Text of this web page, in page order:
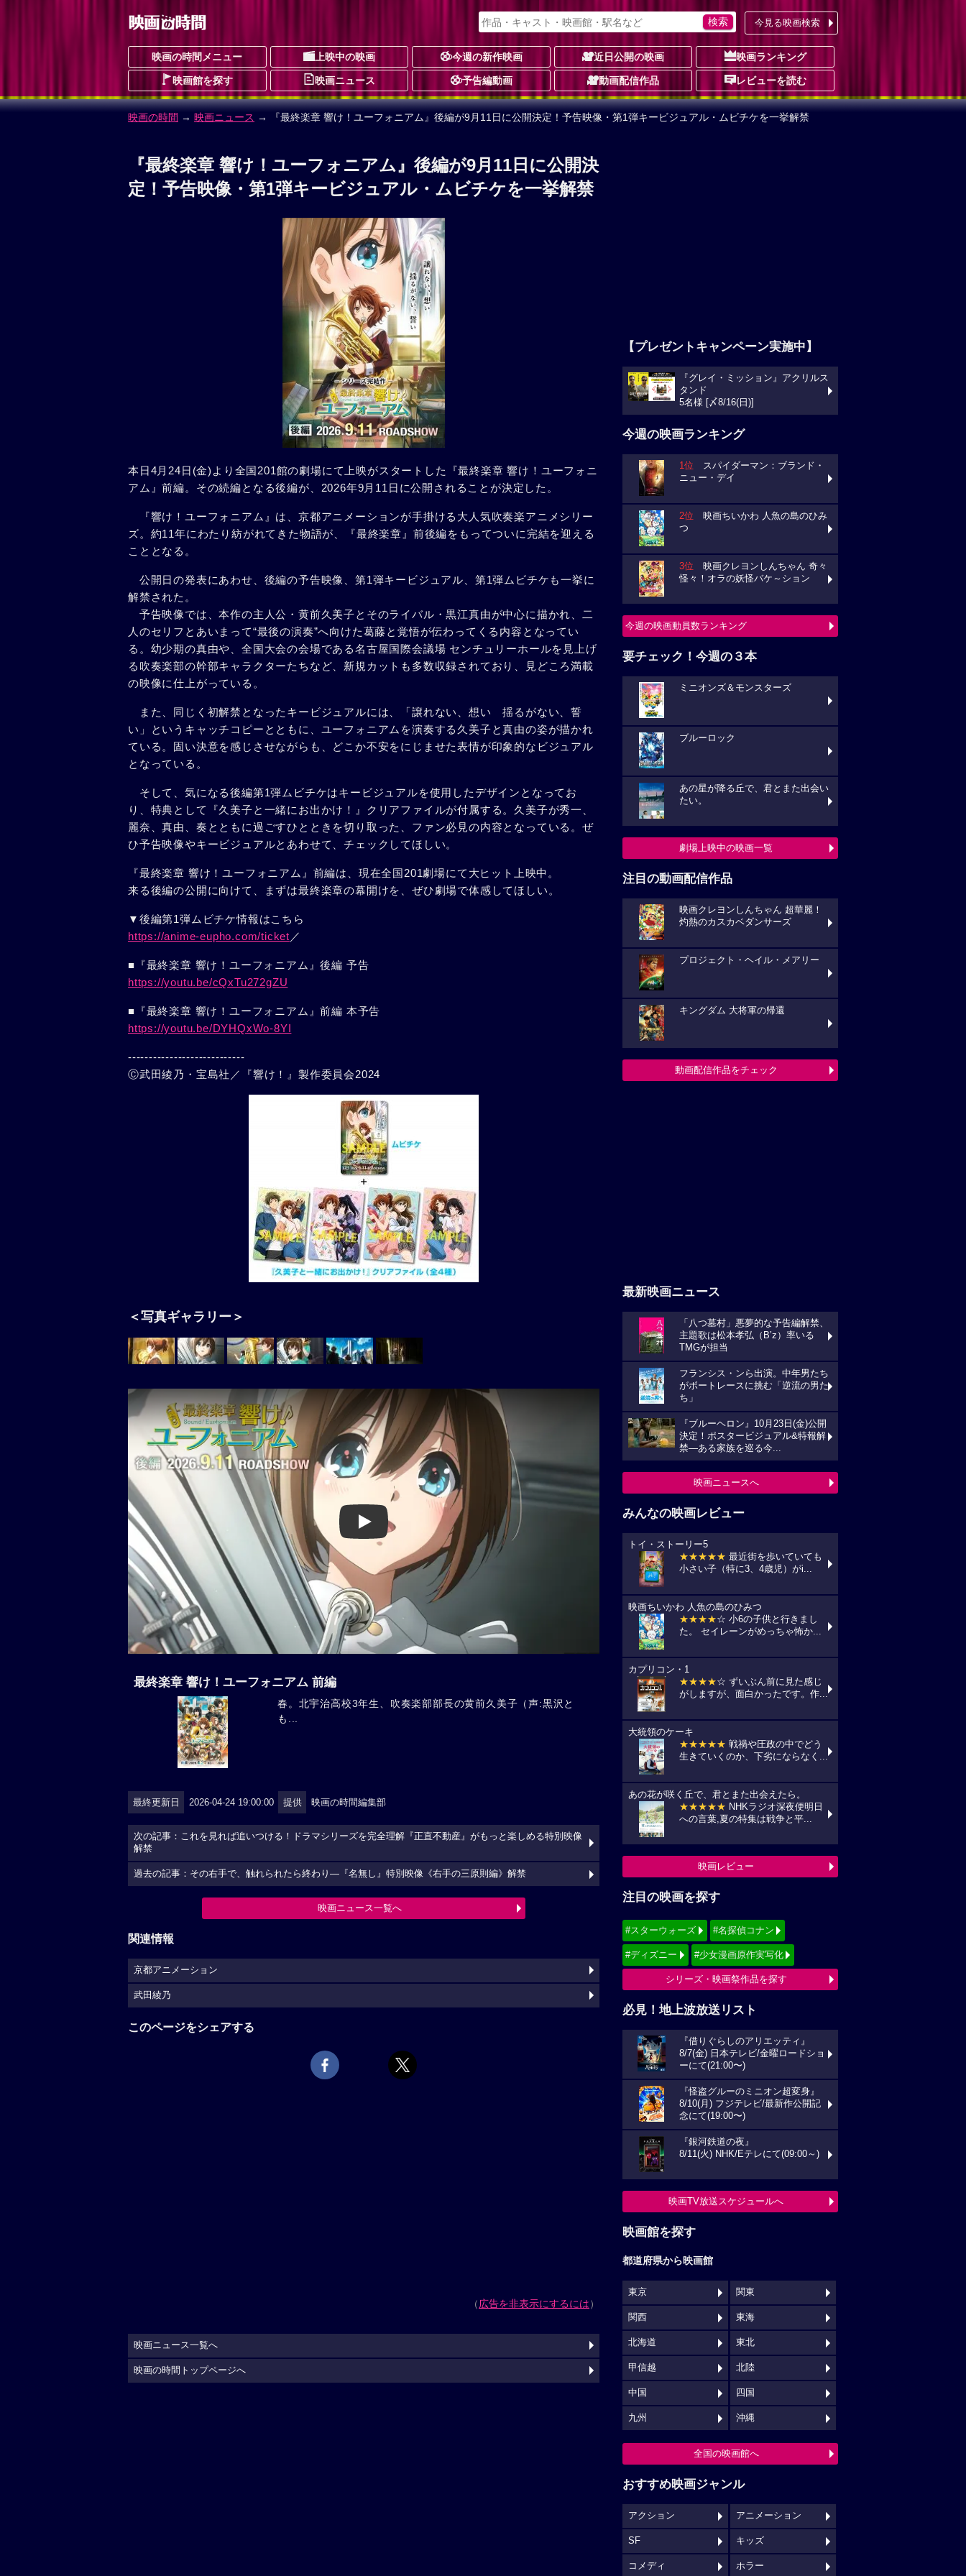
今見る映画検索
映画の時間メニュー 上映中の映画 今週の新作映画 近日公開の映画 映画ランキング
映画館を探す 映画ニュース 予告編動画 動画配信作品 レビューを読む
映画の時間 → 映画ニュース → 『最終楽章 響け！ユーフォニアム』後編が9月11日に公開決定！予告映像・第1弾キービジュアル・ムビチケを一挙解禁
『最終楽章 響け！ユーフォニアム』後編が9月11日に公開決
定！予告映像・第1弾キービジュアル・ムビチケを一挙解禁
本日4月24日(金)より全国201館の劇場にて上映がスタートした『最終楽章 響け！ユーフォニ
アム』前編。その続編となる後編が、2026年9月11日に公開されることが決定した。
『響け！ユーフォニアム』は、京都アニメーションが手掛ける大人気吹奏楽アニメシリー
ズ。約11年にわたり紡がれてきた物語が、『最終楽章』前後編をもってついに完結を迎える
こととなる。
公開日の発表にあわせ、後編の予告映像、第1弾キービジュアル、第1弾ムビチケも一挙に
解禁された。
予告映像では、本作の主人公・黄前久美子とそのライバル・黒江真由が中心に描かれ、二
人のセリフとあいまって“最後の演奏”へ向けた葛藤と覚悟が伝わってくる内容となってい
る。幼少期の真由や、全国大会の会場である名古屋国際会議場 センチュリーホールを見上げ
る吹奏楽部の幹部キャラクターたちなど、新規カットも多数収録されており、見どころ満載
の映像に仕上がっている。
また、同じく初解禁となったキービジュアルには、「譲れない、想い 揺るがない、誓
い」というキャッチコピーとともに、ユーフォニアムを演奏する久美子と真由の姿が描かれ
ている。固い決意を感じさせながらも、どこか不安をにじませた表情が印象的なビジュアル
となっている。
そして、気になる後編第1弾ムビチケはキービジュアルを使用したデザインとなってお
り、特典として『久美子と一緒にお出かけ！』クリアファイルが付属する。久美子が秀一、
麗奈、真由、奏とともに過ごすひとときを切り取った、ファン必見の内容となっている。ぜ
ひ予告映像やキービジュアルとあわせて、チェックしてほしい。
『最終楽章 響け！ユーフォニアム』前編は、現在全国201劇場にて大ヒット上映中。
来る後編の公開に向けて、まずは最終楽章の幕開けを、ぜひ劇場で体感してほしい。
▼後編第1弾ムビチケ情報はこちら
https://anime-eupho.com/ticket ／
■『最終楽章 響け！ユーフォニアム』後編 予告
https://youtu.be/cQxTu272gZU
■『最終楽章 響け！ユーフォニアム』前編 本予告
https://youtu.be/DYHQxWo-8YI
----------------------------
Ⓒ武田綾乃・宝島社／『響け！』製作委員会2024
＜写真ギャラリー＞
Play
最終楽章 響け！ユーフォニアム 前編
春。北宇治高校3年生、吹奏楽部部長の黄前久美子（声:黒沢と
も...
最終更新日 2026-04-24 19:00:00 提供 映画の時間編集部
次の記事：これを見れば追いつける！ドラマシリーズを完全理解『正直不動産』がもっと楽しめる特別映像
解禁
過去の記事：その右手で、触れられたら終わり―『名無し』特別映像《右手の三原則編》解禁
映画ニュース一覧へ
関連情報
京都アニメーション
武田綾乃
このページをシェアする
（広告を非表示にするには）
【プレゼントキャンペーン実施中】
『グレイ・ミッション』アクリルス
タンド
5名様 [〆8/16(日)]
今週の映画ランキング
1位 スパイダーマン：ブランド・
ニュー・デイ
2位 映画ちいかわ 人魚の島のひみ
つ
3位 映画クレヨンしんちゃん 奇々
怪々！オラの妖怪バケ～ション
今週の映画動員数ランキング
要チェック！今週の３本
ミニオンズ＆モンスターズ
ブルーロック
あの星が降る丘で、君とまた出会い
たい。
劇場上映中の映画一覧
注目の動画配信作品
映画クレヨンしんちゃん 超華麗！
灼熱のカスカベダンサーズ
プロジェクト・ヘイル・メアリー
キングダム 大将軍の帰還
動画配信作品をチェック
最新映画ニュース
「八つ墓村」悪夢的な予告編解禁、
主題歌は松本孝弘（B’z）率いる
TMGが担当
フランシス・ンら出演。中年男たち
がボートレースに挑む「逆流の男た
ち」
『ブルーヘロン』10月23日(金)公開
決定！ポスタービジュアル&特報解
禁―ある家族を巡る今...
映画ニュースへ
みんなの映画レビュー
トイ・ストーリー5
★★★★★ 最近街を歩いていても
小さい子（特に3、4歳児）がi...
映画ちいかわ 人魚の島のひみつ
★★★★☆ 小6の子供と行きまし
た。 セイレーンがめっちゃ怖か...
カプリコン・1
★★★★☆ ずいぶん前に見た感じ
がしますが、面白かったです。作...
大統領のケーキ
★★★★★ 戦禍や圧政の中でどう
生きていくのか、下劣にならなく...
あの花が咲く丘で、君とまた出会えたら。
★★★★★ NHKラジオ深夜便明日
への言葉,夏の特集は戦争と平...
映画レビュー
注目の映画を探す
#スターウォーズ #名探偵コナン
#ディズニー #少女漫画原作実写化
シリーズ・映画祭作品を探す
必見！地上波放送リスト
『借りぐらしのアリエッティ』
8/7(金) 日本テレビ/金曜ロードショ
ーにて(21:00〜)
『怪盗グルーのミニオン超変身』
8/10(月) フジテレビ/最新作公開記
念にて(19:00〜)
『銀河鉄道の夜』
8/11(火) NHK/Eテレにて(09:00～)
映画TV放送スケジュールへ
映画館を探す
都道府県から映画館
東京 関東
関西 東海
北海道 東北
甲信越 北陸
中国 四国
九州 沖縄
全国の映画館へ
おすすめ映画ジャンル
アクション アニメーション
SF キッズ
コメディ ホラー
映画ニュース一覧へ
映画の時間トップページへ